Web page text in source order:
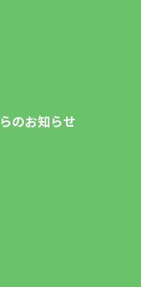
のお知らせ